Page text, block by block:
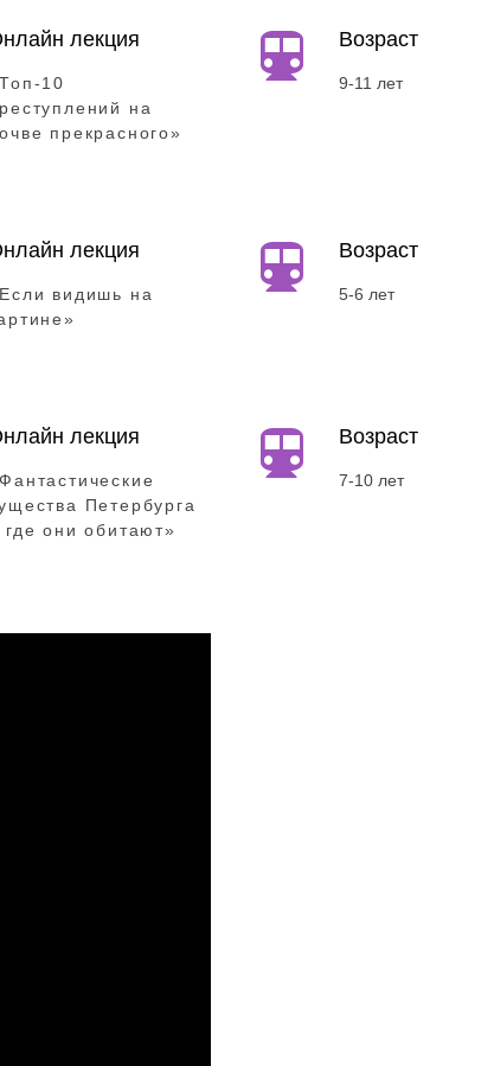
лекция
10
на
прекрасного»
Возраст
9-11 лет
лекция
видишь на
Возраст
5-6 лет
лекция
Петербурга
где они обитают»
Возраст
7-10 лет